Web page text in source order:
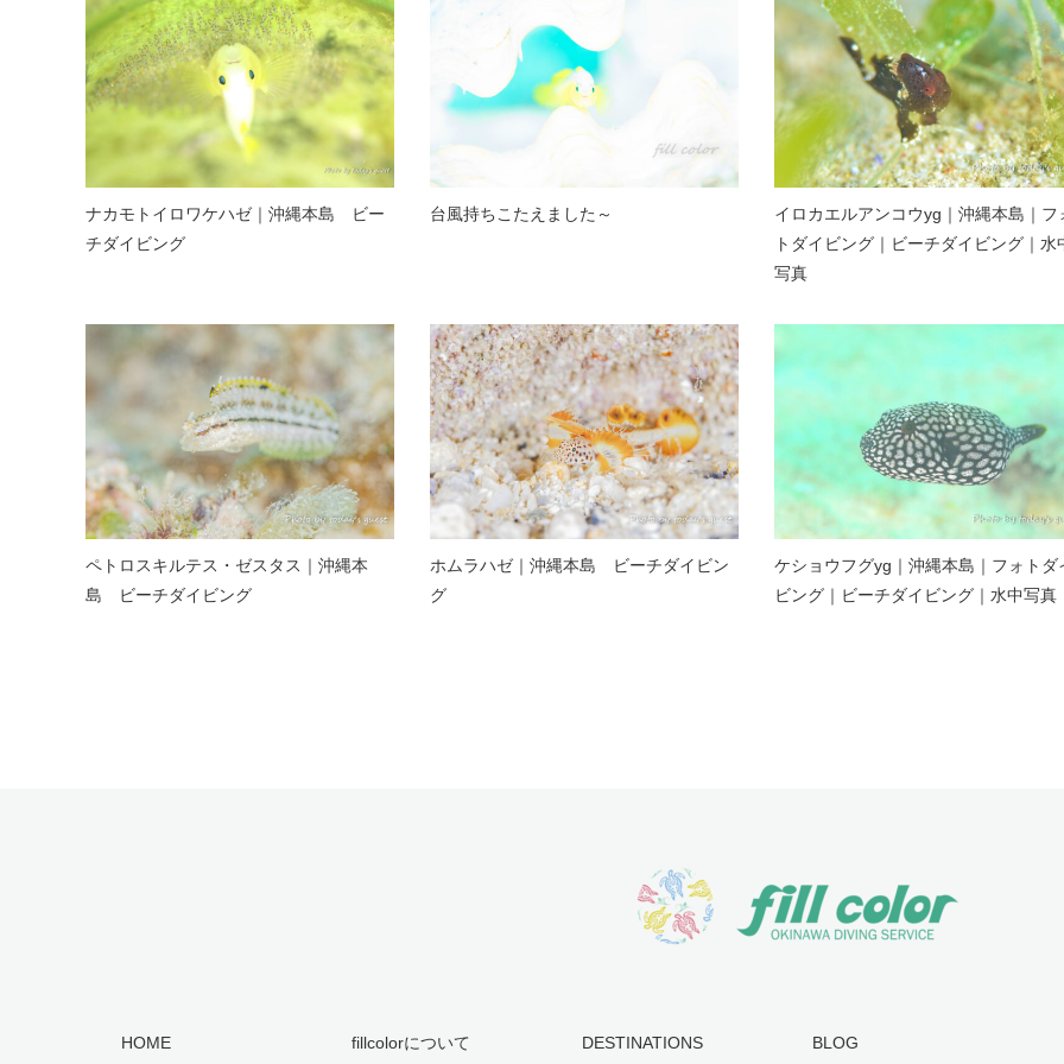
ナカモトイロワケハゼ｜沖縄本島 ビー
チダイビング
台風持ちこたえました～
イロカエルアンコウyg｜沖縄本島｜フ
トダイビング｜ビーチダイビング｜水
写真
ペトロスキルテス・ゼスタス｜沖縄本
島 ビーチダイビング
ホムラハゼ｜沖縄本島 ビーチダイビン
グ
ケショウフグyg｜沖縄本島｜フォトダ
ビング｜ビーチダイビング｜水中写真
HOME fillcolorについて DESTINATIONS BLOG